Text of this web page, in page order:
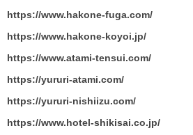
https://www.hakone-fuga.com/
https://www.hakone-koyoi.jp/
https://www.atami-tensui.com/
https://yururi-atami.com/
https://yururi-nishiizu.com/
https://www.hotel-shikisai.co.jp/